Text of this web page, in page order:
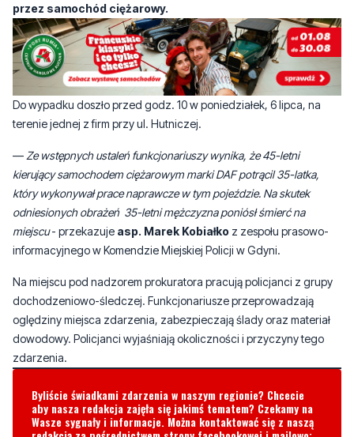
przez samochód ciężarowy.
Do wypadku doszło przed godz. 10 w poniedziałek, 6 lipca, na
terenie jednej z firm przy ul. Hutniczej.
— Ze wstępnych ustaleń funkcjonariuszy wynika, że 45-letni
kierujący samochodem ciężarowym marki DAF potrącil 35-latka,
który wykonywał prace naprawcze w tym pojeździe. Na skutek
odniesionych obrażeń 35-letni mężczyzna poniósł śmierć na
miejscu- przekazuje asp. Marek Kobiałko z zespołu prasowo-
informacyjnego w Komendzie Miejskiej Policji w Gdyni.
Na miejscu pod nadzorem prokuratora pracują policjanci z grupy
dochodzeniowo-śledczej. Funkcjonariusze przeprowadzają
oględziny miejsca zdarzenia, zabezpieczają ślady oraz materiał
dowodowy. Policjanci wyjaśniają okoliczności i przyczyny tego
zdarzenia.
Byliście świadkami zdarzenia w naszym regionie? Chcecie
aby nasza redakcja zajęła się jakimś tematem? Czekamy na
Wasze sygnały i informacje. Można kontaktować się z naszą